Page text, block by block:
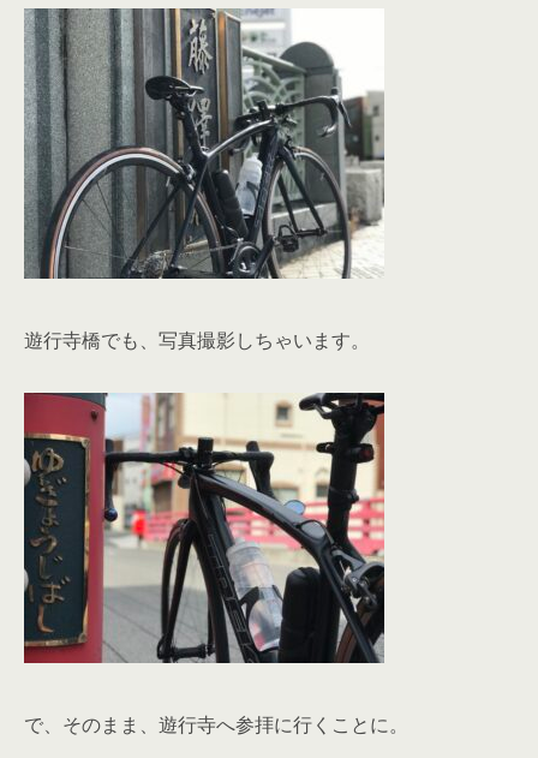
遊行寺橋でも、写真撮影しちゃいます。
で、そのまま、遊行寺へ参拝に行くことに。